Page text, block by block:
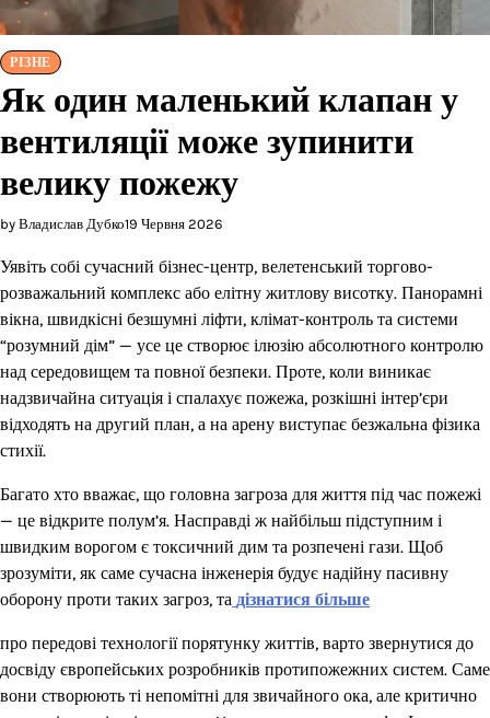
РІЗНЕ
Як один маленький клапан у
вентиляції може зупинити
велику пожежу
by Владислав Дубко19 Червня 2026
Уявіть собі сучасний бізнес-центр, велетенський торгово-
розважальний комплекс або елітну житлову висотку. Панорамні
вікна, швидкісні безшумні ліфти, клімат-контроль та системи
“розумний дім” — усе це створює ілюзію абсолютного контролю
над середовищем та повної безпеки. Проте, коли виникає
надзвичайна ситуація і спалахує пожежа, розкішні інтер’єри
відходять на другий план, а на арену виступає безжальна фізика
стихії.
Багато хто вважає, що головна загроза для життя під час пожежі
— це відкрите полум’я. Насправді ж найбільш підступним і
швидким ворогом є токсичний дим та розпечені гази. Щоб
зрозуміти, як саме сучасна інженерія будує надійну пасивну
оборону проти таких загроз, та дізнатися більше
про передові технології порятунку життів, варто звернутися до
досвіду європейських розробників протипожежних систем. Саме
вони створюють ті непомітні для звичайного ока, але критично